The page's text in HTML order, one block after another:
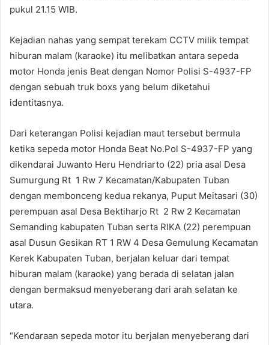
pukul 21.15 WIB.
Kejadian nahas yang sempat terekam CCTV milik tempat
hiburan malam (karaoke) itu melibatkan antara sepeda
motor Honda jenis Beat dengan Nomor Polisi S-4937-FP
dengan sebuah truk boxs yang belum diketahui
identitasnya.
Dari keterangan Polisi kejadian maut tersebut bermula
ketika sepeda motor Honda Beat No.Pol S-4937-FP yang
dikendarai Juwanto Heru Hendriarto (22) pria asal Desa
Sumurgung Rt 1 Rw 7 Kecamatan/Kabupaten Tuban
dengan membonceng kedua rekanya, Puput Meitasari (30)
perempuan asal Desa Bektiharjo Rt 2 Rw 2 Kecamatan
Semanding kabupaten Tuban serta RIKA (22) perempuan
asal Dusun Gesikan RT 1 RW 4 Desa Gemulung Kecamatan
Kerek Kabupaten Tuban, berjalan keluar dari tempat
hiburan malam (karaoke) yang berada di selatan jalan
dengan bermaksud menyeberang dari arah selatan ke
utara.
“Kendaraan sepeda motor itu berjalan menyeberang dari